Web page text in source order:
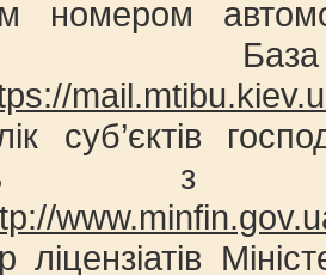
номером
суб’єктів
з
ліцензіатів